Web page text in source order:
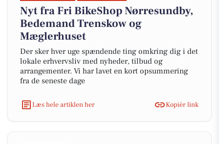
Nyt fra Fri BikeShop Nørresundby,
Bedemand Trenskow og
Mæglerhuset
Der sker hver uge spændende ting omkring dig i det
lokale erhvervsliv med nyheder, tilbud og
arrangementer. Vi har lavet en kort opsummering
fra de seneste dage
Læs hele artiklen her Kopiér link